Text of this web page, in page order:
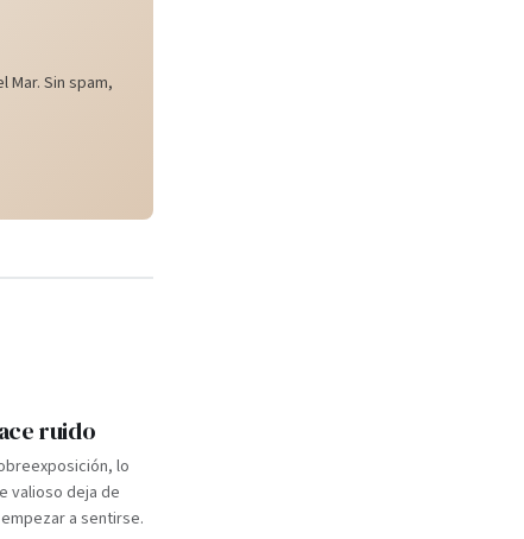
Mar. Sin spam,
ruido
lo
valioso deja de
a sentirse.